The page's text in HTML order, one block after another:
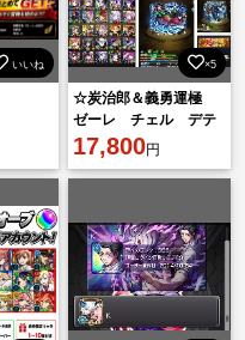
いいね ×5
☆炭治郎＆義勇運極
ゼーレ チェル デテ
ィアカル運極 リン
ネ 萌萌 ダイナー
17,800円